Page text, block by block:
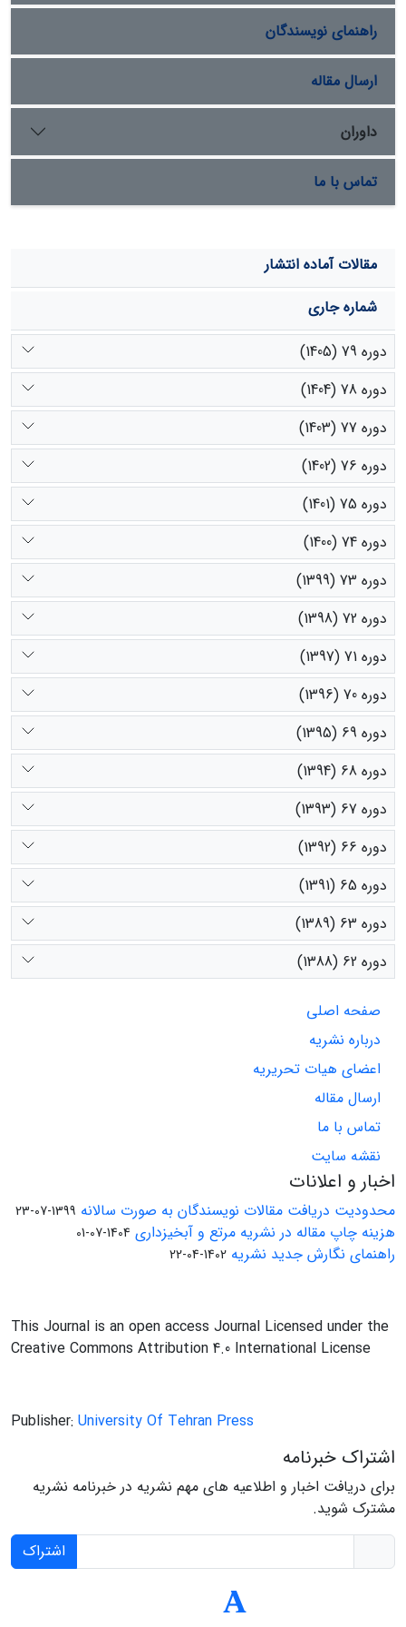
شده است. به طوری که از 70% برف و 30% باران، به 70%
باران و 30% برف رسیده است. این در حالی است که عمده
فعالیت‌های اقتصادی و راه‌های امرار معاش در استان به ذخایر
برف بستگی دارد.
راهنمای نویسندگان
ارسال مقاله
داوران
تماس با ما
مقالات آماده انتشار
شماره جاری
دوره 79 (1405)
دوره 78 (1404)
دوره 77 (1403)
دوره 76 (1402)
دوره 75 (1401)
دوره 74 (1400)
دوره 73 (1399)
دوره 72 (1398)
دوره 71 (1397)
دوره 70 (1396)
دوره 69 (1395)
دوره 68 (1394)
دوره 67 (1393)
دوره 66 (1392)
دوره 65 (1391)
دوره 63 (1389)
دوره 62 (1388)
صفحه اصلی
درباره نشریه
اعضای هیات تحریریه
ارسال مقاله
تماس با ما
نقشه سایت
اخبار و اعلانات
محدودیت دریافت مقالات نویسندگان به صورت سالانه 1399-07-23
هزینه چاپ مقاله در نشریه مرتع و آبخیزداری 1404-07-01
راهنمای نگارش جدید نشریه 1402-04-22
This Journal is an open access Journal Licensed under the
Creative Commons Attribution 4.0 International License
Publisher: University Of Tehran Press
اشتراک خبرنامه
برای دریافت اخبار و اطلاعیه های مهم نشریه در خبرنامه نشریه
مشترک شوید.
اشتراک